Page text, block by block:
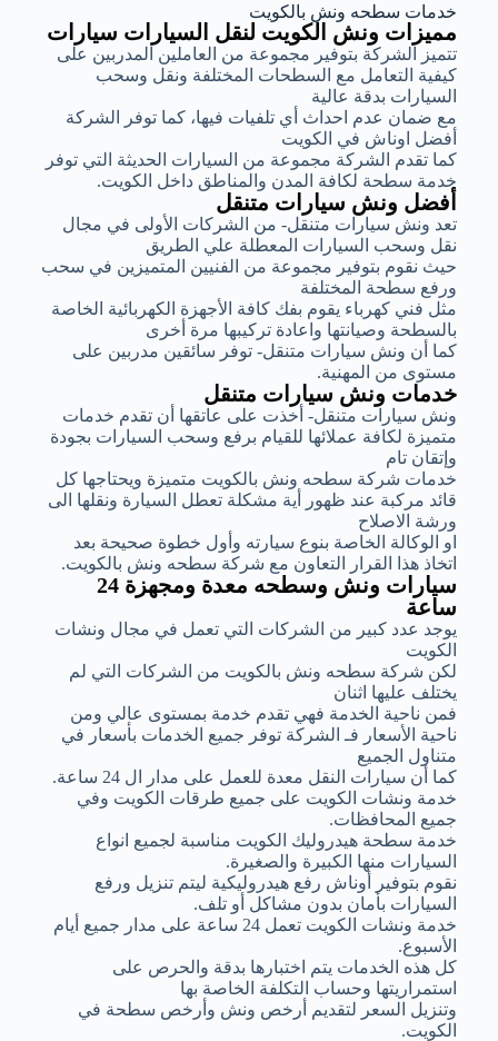
خدمات سطحه ونش بالكويت
مميزات ونش الكويت لنقل السيارات سيارات
تتميز الشركة بتوفير مجموعة من العاملين المدربين على
كيفية التعامل مع السطحات المختلفة ونقل وسحب
السيارات بدقة عالية
مع ضمان عدم احداث أي تلفيات فيها، كما توفر الشركة
أفضل اوناش في الكويت
كما تقدم الشركة مجموعة من السيارات الحديثة التي توفر
خدمة سطحة لكافة المدن والمناطق داخل الكويت.
أفضل ونش سيارات متنقل
تعد ونش سيارات متنقل- من الشركات الأولى في مجال
نقل وسحب السيارات المعطلة علي الطريق
حيث نقوم بتوفير مجموعة من الفنيين المتميزين في سحب
ورفع سطحة المختلفة
مثل فني كهرباء يقوم بفك كافة الأجهزة الكهربائية الخاصة
بالسطحة وصيانتها واعادة تركيبها مرة أخرى
كما أن ونش سيارات متنقل- توفر سائقين مدربين على
مستوى من المهنية.
خدمات ونش سيارات متنقل
ونش سيارات متنقل- أخذت على عاتقها أن تقدم خدمات
متميزة لكافة عملائها للقيام برفع وسحب السيارات بجودة
وإتقان تام
خدمات شركة سطحه ونش بالكويت متميزة ويحتاجها كل
قائد مركبة عند ظهور أية مشكلة تعطل السيارة ونقلها الى
ورشة الاصلاح
او الوكالة الخاصة بنوع سيارته وأول خطوة صحيحة بعد
اتخاذ هذا القرار التعاون مع شركة سطحه ونش بالكويت.
سيارات ونش وسطحه معدة ومجهزة 24
ساعة
يوجد عدد كبير من الشركات التي تعمل في مجال ونشات
الكويت
لكن شركة سطحه ونش بالكويت من الشركات التي لم
يختلف عليها اثنان
فمن ناحية الخدمة فهي تقدم خدمة بمستوى عالي ومن
ناحية الأسعار فـ الشركة توفر جميع الخدمات بأسعار في
متناول الجميع
كما أن سيارات النقل معدة للعمل على مدار ال 24 ساعة.
خدمة ونشات الكويت على جميع طرقات الكويت وفي
جميع المحافظات.
خدمة سطحة هيدروليك الكويت مناسبة لجميع انواع
السيارات منها الكبيرة والصغيرة.
نقوم بتوفير أوناش رفع هيدروليكية ليتم تنزيل ورفع
السيارات بأمان بدون مشاكل أو تلف.
خدمة ونشات الكويت تعمل 24 ساعة على مدار جميع أيام
الأسبوع.
كل هذه الخدمات يتم اختبارها بدقة والحرص على
استمراريتها وحساب التكلفة الخاصة بها
وتنزيل السعر لتقديم أرخص ونش وأرخص سطحة في
الكويت.